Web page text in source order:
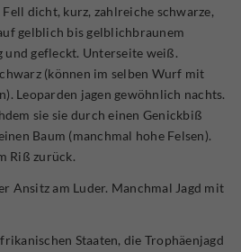
dicht, kurz, zahlreiche schwarze,
gelblich bis gelblichbraunem
und gefleckt. Unterseite weiß.
(können im selben Wurf mit
Leoparden jagen gewöhnlich nachts.
sie sie durch einen Genickbiß
Baum (manchmal hohe Felsen).
Riß zurück.
Ansitz am Luder. Manchmal Jagd mit
Staaten, die Trophäenjagd